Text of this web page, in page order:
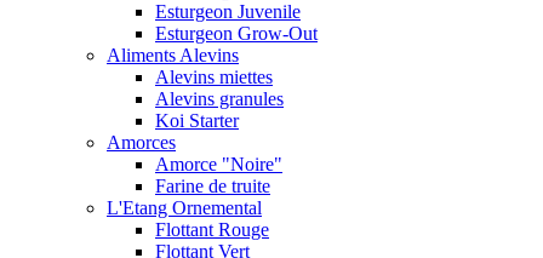
Esturgeon Juvenile
Esturgeon Grow-Out
Aliments Alevins
Alevins miettes
Alevins granules
Koi Starter
Amorces
Amorce "Noire"
Farine de truite
L'Etang Ornemental
Flottant Rouge
Flottant Vert